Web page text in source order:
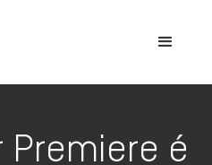
Premiere é